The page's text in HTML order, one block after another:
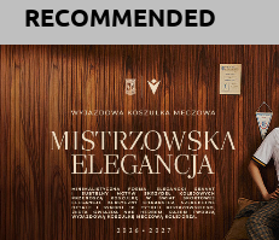
RECOMMENDED